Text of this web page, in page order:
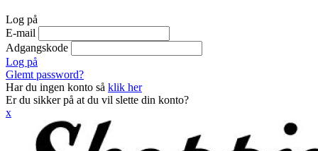
Log på
E-mail
Adgangskode
Log på
Glemt password?
Har du ingen konto så klik her
Er du sikker på at du vil slette din konto?
x